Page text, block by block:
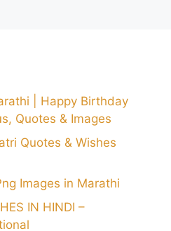
| Happy Birthday
Quotes & Images
Quotes & Wishes
Images in Marathi
IN HINDI –